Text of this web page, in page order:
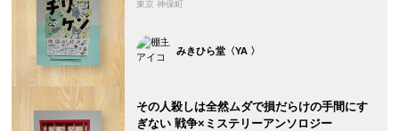
東京 神保町
みきひら堂〈YA 〉
その人殺しは全然ムダで損だらけの手間にす
ぎない 戦争×ミステリーアンソロジー